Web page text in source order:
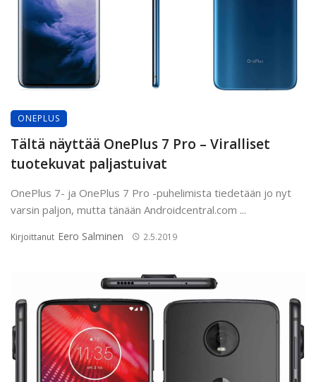
ONEPLUS
Tältä näyttää OnePlus 7 Pro – Viralliset
tuotekuvat paljastuivat
OnePlus 7- ja OnePlus 7 Pro -puhelimista tiedetään jo nyt
varsin paljon, mutta tänään Androidcentral.com ...
Kirjoittanut Eero Salminen 2.5.2019